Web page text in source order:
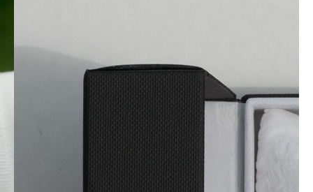
2020-2023 © ООО Галлеон
Все права защищены
Новости